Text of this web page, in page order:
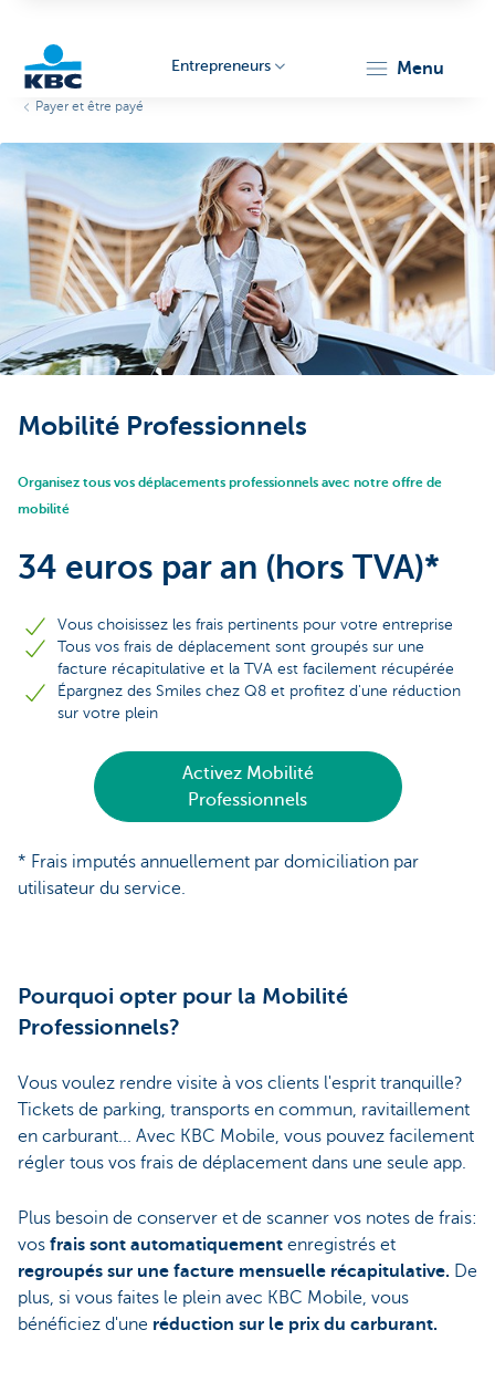
Entrepreneurs
Entrepreneurs menu
Payer et être payé
Mobilité Professionnels
Organisez tous vos déplacements professionnels avec notre offre de
mobilité
34 euros par an (hors TVA)*
Vous choisissez les frais pertinents pour votre entreprise
Tous vos frais de déplacement sont groupés sur une
facture récapitulative et la TVA est facilement récupérée
Épargnez des Smiles chez Q8 et profitez d'une réduction
sur votre plein
Activez Mobilité
Professionnels
* Frais imputés annuellement par domiciliation par
utilisateur du service.
Pourquoi opter pour la Mobilité
Professionnels?
Vous voulez rendre visite à vos clients l'esprit tranquille?
Tickets de parking, transports en commun, ravitaillement
en carburant... Avec KBC Mobile, vous pouvez facilement
régler tous vos frais de déplacement dans une seule app.
Plus besoin de conserver et de scanner vos notes de frais:
vos frais sont automatiquement enregistrés et
regroupés sur une facture mensuelle récapitulative. De
plus, si vous faites le plein avec KBC Mobile, vous
bénéficiez d'une réduction sur le prix du carburant.